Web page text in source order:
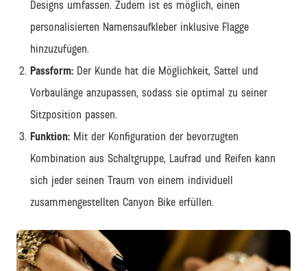
Designs umfassen. Zudem ist es möglich, einen
personalisierten Namensaufkleber inklusive Flagge
hinzuzufügen.
Passform: Der Kunde hat die Möglichkeit, Sattel und
Vorbaulänge anzupassen, sodass sie optimal zu seiner
Sitzposition passen.
Funktion: Mit der Konfiguration der bevorzugten
Kombination aus Schaltgruppe, Laufrad und Reifen kann
sich jeder seinen Traum von einem individuell
zusammengestellten Canyon Bike erfüllen.